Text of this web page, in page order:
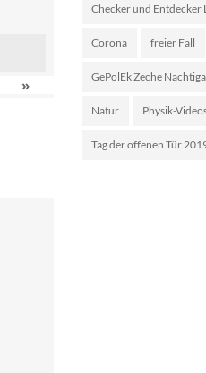
»
Checker und Entdecker
Corona freier Fall
GePolEk Zeche
Natur Physik-
Tag der offenen Tür